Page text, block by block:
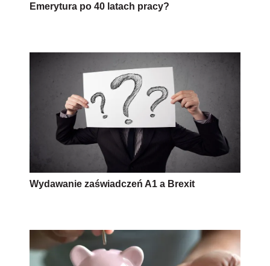
Emerytura po 40 latach pracy?
Wydawanie zaświadczeń A1 a Brexit